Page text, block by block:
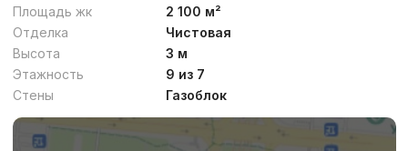
от9.8 млн сум/м²
Сдан 2026,Modern Sergeli
ЖК «Modern Sergeli»
Площадь жк
2 100 м²
Отделка
Чистовая
Высота
3 м
Этажность
9 из 7
Стены
Газоблок